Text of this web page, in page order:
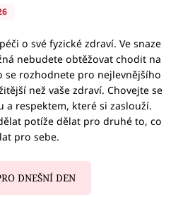
o své fyzické zdraví. Ve snaze
nebudete obtěžovat chodit na
rozhodnete pro nejlevnějšího
než vaše zdraví. Chovejte se
a respektem, které si zaslouží.
potíže dělat pro druhé to, co
pro sebe.
DNEŠNÍ DEN